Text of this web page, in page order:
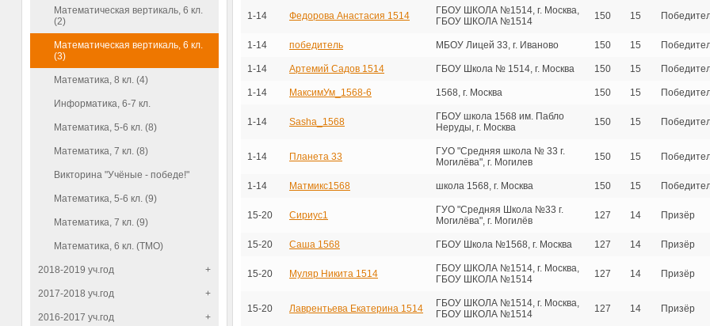
Математическая вертикаль, 6 кл.
(2)
Математическая вертикаль, 6 кл.
(3)
Математика, 8 кл. (4)
Информатика, 6-7 кл.
Математика, 5-6 кл. (8)
Математика, 7 кл. (8)
Викторина "Учёные - победе!"
Математика, 5-6 кл. (9)
Математика, 7 кл. (9)
Математика, 6 кл. (ТМО)
+
2018-2019 уч.год
+
2017-2018 уч.год
+
2016-2017 уч.год
1-14 Федорова Анастасия 1514
ГБОУ ШКОЛА №1514, г. Москва,
ГБОУ ШКОЛА №1514
150 15
1-14 победитель МБОУ Лицей 33, г. Иваново 150 15
1-14 Артемий Садов 1514 ГБОУ Школа № 1514, г. Москва 150 15
1-14 МаксимУм_1568-6 1568, г. Москва 150 15
1-14 Sasha_1568
ГБОУ школа 1568 им. Пабло
Неруды, г. Москва
150 15
1-14 Планета 33
ГУО "Средняя школа № 33 г.
Могилёва", г. Могилев
150 15
1-14 Матмикс1568 школа 1568, г. Москва 150 15
15-20 Сириус1
ГУО "Средняя Школа №33 г.
Могилёва", г. Могилёв
127 14 Призёр
15-20 Саша 1568 ГБОУ Школа №1568, г. Москва 127 14 Призёр
15-20 Муляр Никита 1514
ГБОУ ШКОЛА №1514, г. Москва,
ГБОУ ШКОЛА №1514
127 14 Призёр
15-20 Лаврентьева Екатерина 1514
ГБОУ ШКОЛА №1514, г. Москва,
ГБОУ ШКОЛА №1514
127 14 Призёр